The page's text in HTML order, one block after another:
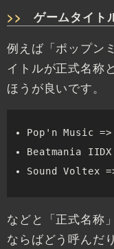
ゲームタイト
例えば「ポップン
イトルが正式名称
ほうが良いです。
Pop'n Music =>
Beatmania
Sound Voltex
などと「正式名称
ならばどう呼んだ